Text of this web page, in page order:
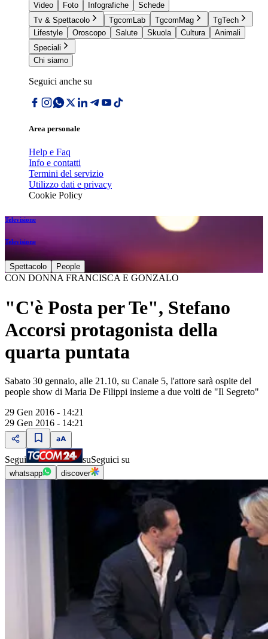
Video
Foto Infografiche
Schede
Tv & Spettacolo
TgcomLab TgcomMag
TgTech
Lifestyle
Oroscopo Salute Skuola Cultura
Animali
Speciali
Chi siamo
Seguici anche su
Area personale
Help e Faq
Info e contatti
Termini del servizio
Utilizzo dati e privacy
Cookie Policy
Televisione
Televisione
Spettacolo People
CON DONNA FRANCISCA E GONZALO
"C'è Posta per Te", Stefano
Accorsi protagonista della
quarta puntata
Sabato 30 gennaio, alle 21.10, su Canale 5, l'attore sarà ospite del
people show di Maria De Filippi insieme a due volti de "Il Segreto"
29 Gen 2016 - 14:21
29 Gen 2016 - 14:21
Segui suSeguici su
whatsapp discover